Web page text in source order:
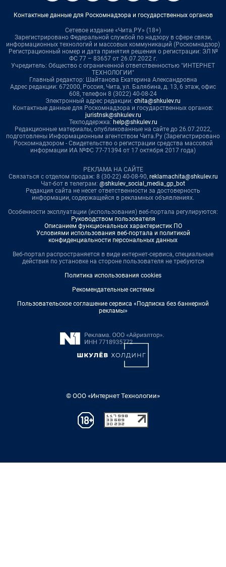
Контактные данные для Роскомнадзора и государственных органов
Сетевое издание «Чита.РУ» (18+)
Зарегистрировано Федеральной службой по надзору в сфере связи,
информационных технологий и массовых коммуникаций (Роскомнадзор)
Регистрационный номер и дата принятия решения о регистрации: ЭЛ №
ФС 77 – 83657 от 26.07.2022 г.
Учредитель: Общество с ограниченной ответственностью "ИНТЕРНЕТ
ТЕХНОЛОГИИ"
Главный редактор: Шайтанова Екатерина Александровна
Адрес редакции: 672000, Россия, Чита, ул. Балябина, д. 13, 6 этаж, офис
608, телефон 8 (3022) 40-08-24
Электронный адрес редакции: chita@shkulev.ru
Контактные данные для Роскомнадзора и государственных органов:
juristnsk@shkulev.ru
Техподдержка: help@shkulev.ru
Редакционные материалы, опубликованные на сайте до 26.07.2022,
подготовлены Информационным агентством Чита.Ру (Зарегистрировано
Роскомнадзором - Свидетельство о регистрации средства массовой
информации ИА №ФС 77-71394 от 17 октября 2017 года)
РЕКЛАМА НА САЙТЕ
Связаться с отделом продаж: 8 (30-22) 40-08-90, reklamachita@shkulev.ru
Чат-бот в телеграм: @shkulev_social_media_gp_bot
Редакция сайта не несет ответственности за достоверность
информации, содержащейся в рекламных объявлениях.
Особенности эксплуатации (использования) веб-портала регулируются:
Руководством пользователя
Описанием функциональных характеристик ПО
Условиями использования веб-портала и политикой
конфиденциальности персональных данных
Веб-портал распространяется в виде интернет-сервиса, специальные
действия по установке на стороне пользователя не требуются
Политика использования cookies
Рекомендательные системы
Пользовательское соглашение сервиса «Подписка без баннерной
рекламы»
© ООО «Интернет Технологии»